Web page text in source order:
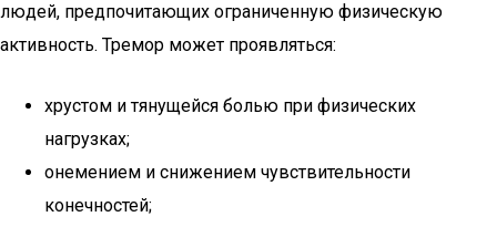
людей, предпочитающих ограниченную физическую
активность. Тремор может проявляться:
хрустом и тянущейся болью при физических
нагрузках;
онемением и снижением чувствительности
конечностей;